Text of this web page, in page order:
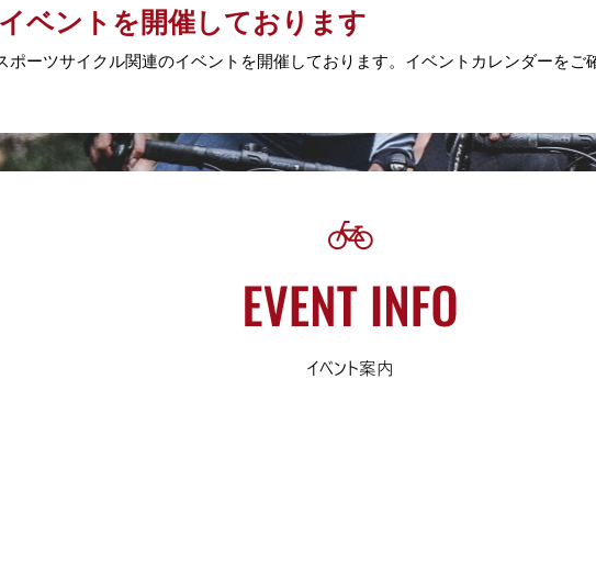
ベントを開催しております
ポーツサイクル関連のイベントを開催しております。イベントカレンダーをご